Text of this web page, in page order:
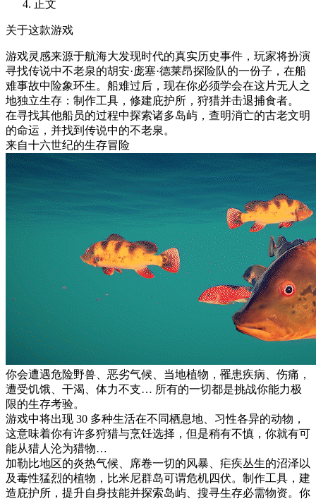
正文
关于这款游戏
游戏灵感来源于航海大发现时代的真实历史事件，玩家将扮演
寻找传说中不老泉的胡安·庞塞·德莱昂探险队的一份子，在船
难事故中险象环生。船难过后，现在你必须学会在这片无人之
地独立生存：制作工具，修建庇护所，狩猎并击退捕食者。
在寻找其他船员的过程中探索诸多岛屿，查明消亡的古老文明
的命运，并找到传说中的不老泉。
来自十六世纪的生存冒险
你会遭遇危险野兽、恶劣气候、当地植物，罹患疾病、伤痛，
遭受饥饿、干渴、体力不支… 所有的一切都是挑战你能力极
限的生存考验。
游戏中将出现 30 多种生活在不同栖息地、习性各异的动物，
这意味着你有许多狩猎与烹饪选择，但是稍有不慎，你就有可
能从猎人沦为猎物…
加勒比地区的炎热气候、席卷一切的风暴、疟疾丛生的沼泽以
及毒性猛烈的植物，比米尼群岛可谓危机四伏。制作工具，建
造庇护所，提升自身技能并探索岛屿、搜寻生存必需物资。你